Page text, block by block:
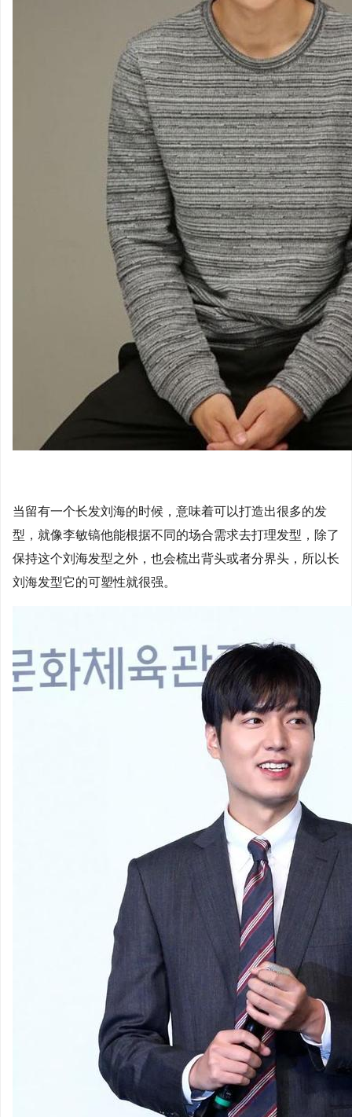
当留有一个长发刘海的时候，意味着可以打造出很多的发
型，就像李敏镐他能根据不同的场合需求去打理发型，除了
保持这个刘海发型之外，也会梳出背头或者分界头，所以长
刘海发型它的可塑性就很强。